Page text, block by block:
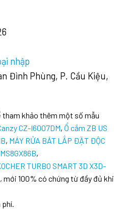
nhập
Đình Phùng, P. Cầu Kiệu,
tham khảo thêm một số mẫu
CZ-I6007DM, Ổ cắm ZB US
, MÁY RỬA BÁT LẮP ĐẶT ĐỘC
,
TURBO SMART 3D X3D-
mới 100% có chứng từ đầy đủ khi
phí.